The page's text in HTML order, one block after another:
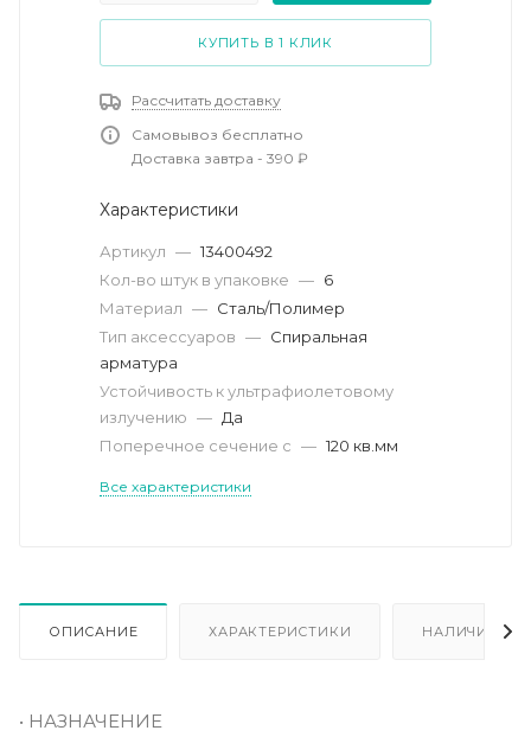
КУПИТЬ В 1 КЛИК
Рассчитать доставку
Самовывоз бесплатно
Доставка завтра - 390 ₽
Характеристики
Артикул — 13400492
Кол-во штук в упаковке — 6
Материал — Сталь/Полимер
Тип аксессуаров — Спиральная
арматура
Устойчивость к ультрафиолетовому
излучению — Да
Поперечное сечение с — 120 кв.мм
Все характеристики
ОПИСАНИЕ ХАРАКТЕРИСТИКИ НАЛИЧИЕ
• НАЗНАЧЕНИЕ